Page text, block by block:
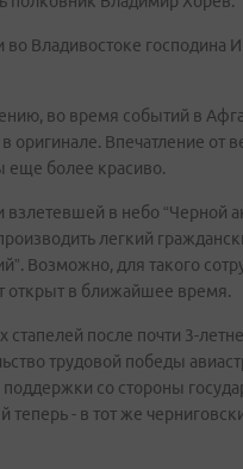
Владивостоке господина
во время событий в
оригинале. Впечатление
еще более красиво.
в небо “Черной
легкий
Возможно, для такого
открыт в ближайшее время.
после почти 3-
трудовой победы
со стороны
теперь - в тот же